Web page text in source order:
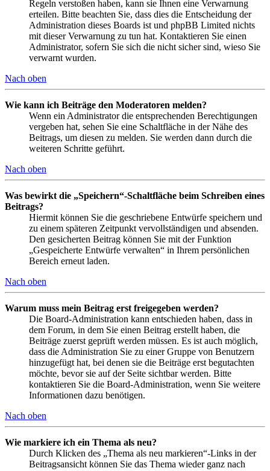
Regeln verstoßen haben, kann sie Ihnen eine Verwarnung
erteilen. Bitte beachten Sie, dass dies die Entscheidung der
Administration dieses Boards ist und phpBB Limited nichts
mit dieser Verwarnung zu tun hat. Kontaktieren Sie einen
Administrator, sofern Sie sich die nicht sicher sind, wieso Sie
verwarnt wurden.
Nach oben
Wie kann ich Beiträge den Moderatoren melden?
Wenn ein Administrator die entsprechenden Berechtigungen
vergeben hat, sehen Sie eine Schaltfläche in der Nähe des
Beitrags, um diesen zu melden. Sie werden dann durch die
weiteren Schritte geführt.
Nach oben
Was bewirkt die „Speichern“-Schaltfläche beim Schreiben eines
Beitrags?
Hiermit können Sie die geschriebene Entwürfe speichern und
zu einem späteren Zeitpunkt vervollständigen und absenden.
Den gesicherten Beitrag können Sie mit der Funktion
„Gespeicherte Entwürfe verwalten“ in Ihrem persönlichen
Bereich erneut laden.
Nach oben
Warum muss mein Beitrag erst freigegeben werden?
Die Board-Administration kann entschieden haben, dass in
dem Forum, in dem Sie einen Beitrag erstellt haben, die
Beiträge zuerst geprüft werden müssen. Es ist auch möglich,
dass die Administration Sie zu einer Gruppe von Benutzern
hinzugefügt hat, bei denen sie die Beiträge erst begutachten
möchte, bevor sie auf der Seite sichtbar werden. Bitte
kontaktieren Sie die Board-Administration, wenn Sie weitere
Informationen dazu benötigen.
Nach oben
Wie markiere ich ein Thema als neu?
Durch Klicken des „Thema als neu markieren“-Links in der
Beitragsansicht können Sie das Thema wieder ganz nach